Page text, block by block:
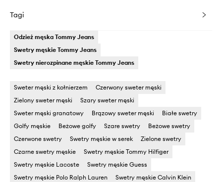
Tagi
Odzież męska Tommy Jeans
Swetry męskie Tommy Jeans
Swetry nierozpinane męskie Tommy Jeans
Sweter męski z kołnierzem
Czerwony sweter męski
Zielony sweter męski
Szary sweter męski
Sweter męski granatowy
Brązowy sweter męski
Białe swetry
Golfy męskie
Beżowe golfy Szare swetry
Beżowe swetry
Czerwone swetry
Swetry męskie w serek
Zielone swetry
Czarne swetry męskie
Swetry męskie Tommy Hilfiger
Swetry męskie Lacoste
Swetry męskie Guess
Swetry męskie Polo Ralph Lauren
Swetry męskie Calvin Klein